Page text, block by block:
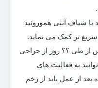
یا شیاف آنتی هموروئید
تر کمک می نماید.
از طی ؟؟ روز از جراحی
به فعالیت های
بعد از عمل باید از زخم